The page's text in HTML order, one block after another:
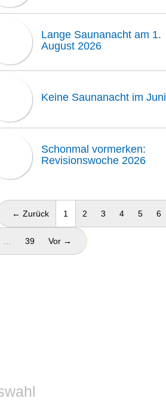
Lange Saunanacht am 1.
August 2026
Keine Saunanacht im Juni
Schonmal vormerken:
Revisionswoche 2026
← Zurück 1 (aktuell)
2 3 4 5 6
39 Vor →